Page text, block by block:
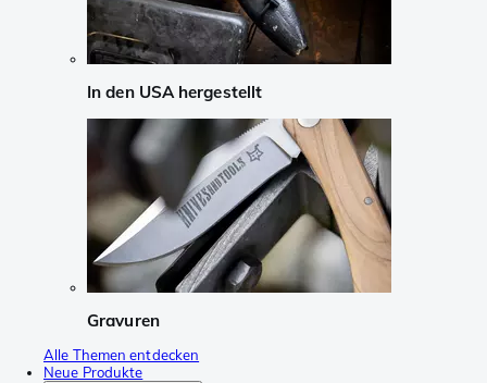
In den USA hergestellt
Gravuren
Alle Themen entdecken
Neue Produkte